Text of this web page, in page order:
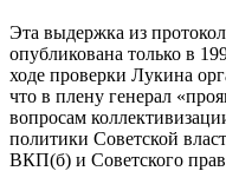
Эта выдержка из
опубликована только в
ходе проверки Лукина
что в плену генерал
вопросам
политики Советской
ВКП(б) и Советского